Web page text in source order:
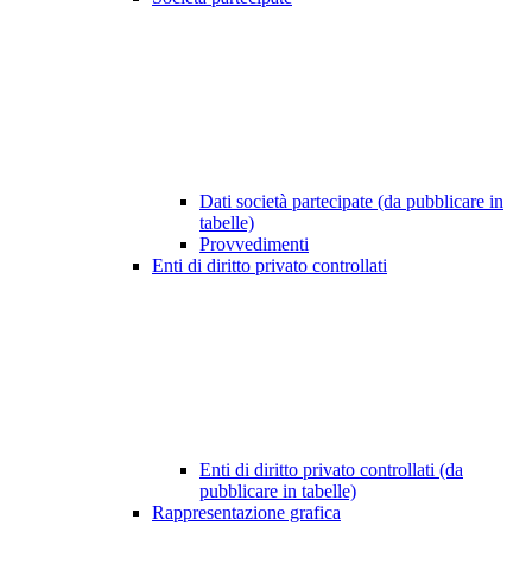
Dati società partecipate (da pubblicare in
tabelle)
Provvedimenti
Enti di diritto privato controllati
Enti di diritto privato controllati (da
pubblicare in tabelle)
Rappresentazione grafica